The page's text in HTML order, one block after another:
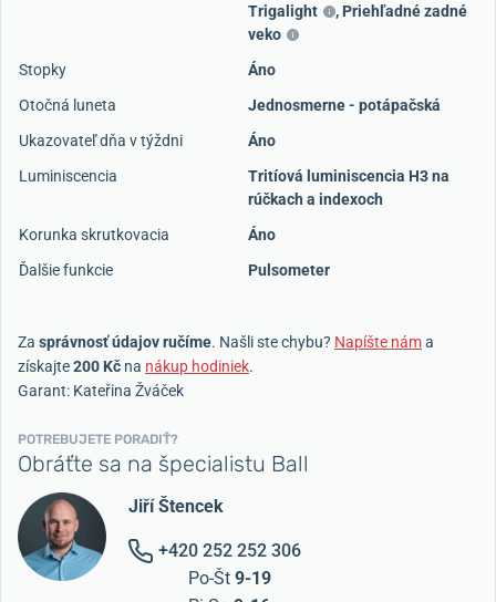
Trigalight
, Priehľadné zadné
veko
Stopky
Áno
Otočná luneta
Jednosmerne - potápačská
Ukazovateľ dňa v týždni
Áno
Luminiscencia
Tritíová luminiscencia H3 na
rúčkach a indexoch
Korunka skrutkovacia
Áno
Ďalšie funkcie
Pulsometer
Za správnosť údajov ručíme. Našli ste chybu? Napíšte náma
získajte200 Kč na nákup hodiniek.
Garant: Kateřina Žváček
POTREBUJETE PORADIŤ?
Obráťte sa na špecialistu Ball
Jiří Štencek
+420 252 252 306
Po-Št 9-19